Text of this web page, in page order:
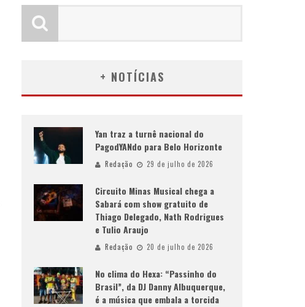
+ NOTÍCIAS
Yan traz a turnê nacional do
PagodYANdo para Belo Horizonte
Redação 29 de julho de 2026
Circuito Minas Musical chega a
Sabará com show gratuito de
Thiago Delegado, Nath Rodrigues
e Tulio Araujo
Redação 20 de julho de 2026
No clima do Hexa: “Passinho do
Brasil”, da DJ Danny Albuquerque,
é a música que embala a torcida